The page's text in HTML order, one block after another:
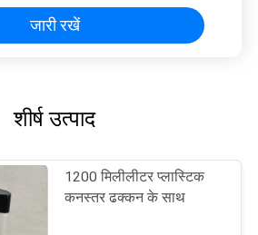
जारी रखें
शीर्ष उत्पाद
1200 मिलीलीटर प्लास्टिक
कनस्तर ढक्कन के साथ